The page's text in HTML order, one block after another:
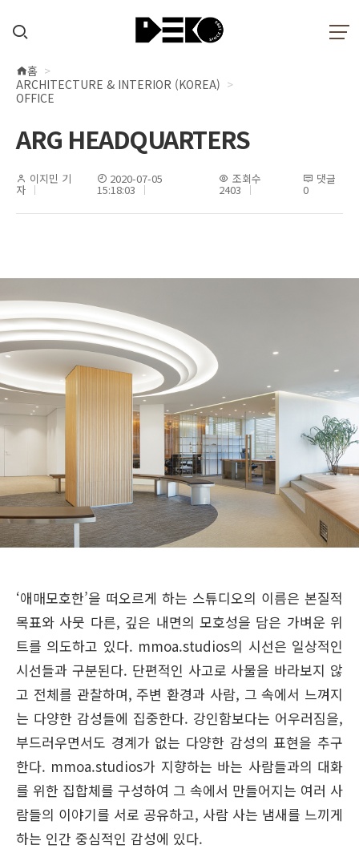
현
재
치
홈
ARCHITECTURE & INTERIOR (KOREA)
OFFICE
ARG HEADQUARTERS
이지민 기
자
2020-07-05
15:18:03
조회수
2403
댓글
0
‘애매모호한’을 떠오르게 하는 스튜디오의 이름은 본질적
목표와 사뭇 다른, 깊은 내면의 모호성을 담은 가벼운 위
트를 의도하고 있다. mmoa.studios의 시선은 일상적인
시선들과 구분된다. 단편적인 사고로 사물을 바라보지 않
고 전체를 관찰하며, 주변 환경과 사람, 그 속에서 느껴지
는 다양한 감성들에 집중한다. 강인함보다는 어우러짐을,
부드러우면서도 경계가 없는 다양한 감성의 표현을 추구
한다. mmoa.studios가 지향하는 바는 사람들과의 대화
를 위한 집합체를 구성하여 그 속에서 만들어지는 여러 사
람들의 이야기를 서로 공유하고, 사람 사는 냄새를 느끼게
하는 인간 중심적인 감성에 있다.